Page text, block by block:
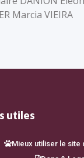
Marcia VIEIRA
utiles
Mieux utiliser le site